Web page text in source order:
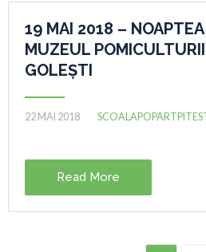
19 MAI 2018 –
MUZEUL
GOLEȘTI
22 MAI 2018
Read More